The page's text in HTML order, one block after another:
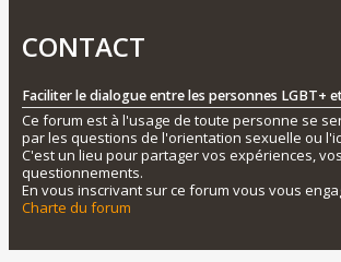
CONTACT
Faciliter le dialogue entre les personnes LGBT+
Ce forum est à l'usage de toute personne se
par les questions de l'orientation sexuelle ou
C'est un lieu pour partager vos expériences,
questionnements.
En vous inscrivant sur ce forum vous vous
Charte du forum